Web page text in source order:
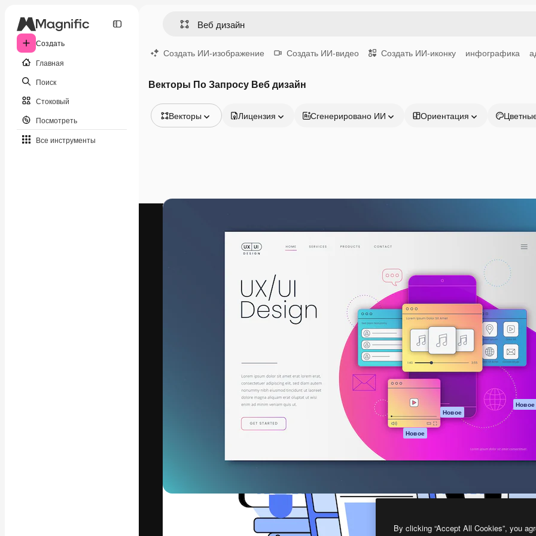
Создать
Главная
Поиск
Стоковый
Посмотреть
Все инструменты
Создать ИИ-изображение Создать ИИ-видео Создать ИИ-иконку инфографика
Векторы По Запросу Веб дизайн
Векторы
Видео
Лицензия Сгенерировано ИИ Ориентация
Креативная платформа для создания
ваших лучших работ. Более 1 миллиона
подписчиков среди креаторов,
предприятий, агентств и студий.
Spaces
ИИ-помощник
Генератор
изображений ИИ
Генератор видео
ИИ
Генератор голоса
на основе ИИ
Стоковый контент
MCP для
Claude/ChatGPT
Новое
Агенты Новое
Мобильное
Magnific
Начать
Academy
Документация по
Пакету ИИ
Служба
поддержки
Условия и
положения
Политика
Оригиналы Новое
Политика файлов
cookie
Центр доверия
Партнеры
By clicking “Accept All Cookies”, you